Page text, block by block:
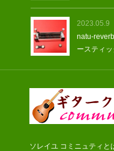
2023.05.9
natu-
ースティ
ソレイユ コミニュティと